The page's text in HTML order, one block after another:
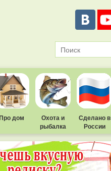
дом
Охота и
рыбалка
Сделано в
России